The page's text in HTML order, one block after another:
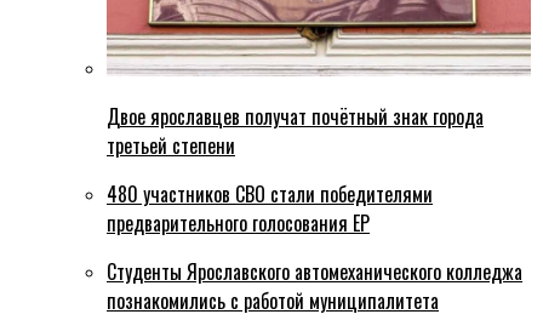
Двое ярославцев получат почётный знак города
третьей степени
480 участников СВО стали победителями
предварительного голосования ЕР
Студенты Ярославского автомеханического колледжа
познакомились с работой муниципалитета